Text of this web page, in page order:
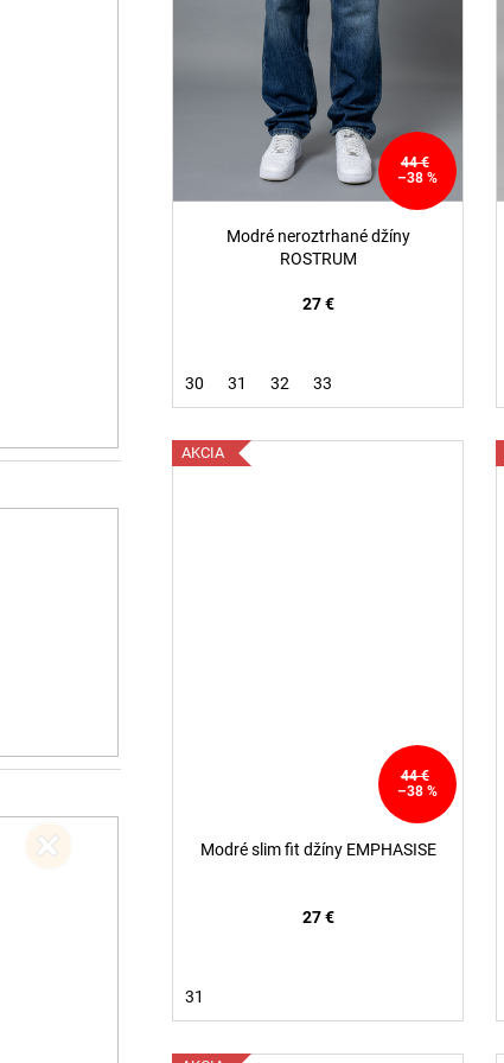
o
44 €
–38 %
Modré neroztrhané džíny
ROSTRUM
27 €
30 31 32 33
AKCIA
44 €
–38 %
Modré slim fit džíny EMPHASISE
27 €
31